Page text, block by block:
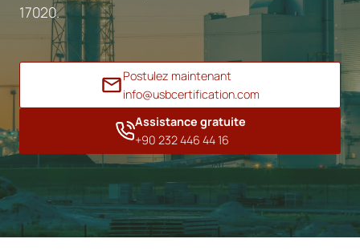
17020.
Postulez maintenant
info@usbcertification.com
Assistance gratuite
+90 232 446 44 16